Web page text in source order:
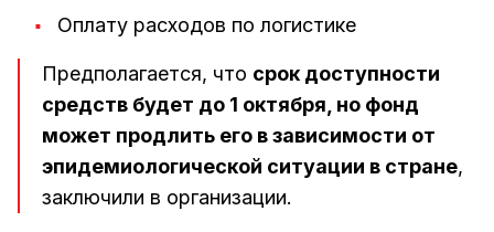
Оплату расходов по логистике
Предполагается, что срок доступности
средств будет до 1 октября, но фонд
может продлить его в зависимости от
эпидемиологической ситуации в стране,
заключили в организации.